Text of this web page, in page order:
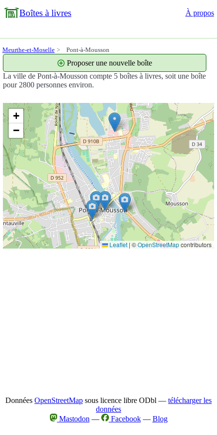
Boîtes à livres À propos
Meurthe-et-Moselle Pont-à-Mousson
La ville de Pont-à-Mousson compte 5 boîtes à livres, soit une boîte
pour 2800 personnes environ.
Proposer une nouvelle boîte
+
−
Leaflet | ©OpenStreetMapcontributors
Données OpenStreetMap sous licence libre ODbl — télécharger les
données
Mastodon — Facebook— Blog